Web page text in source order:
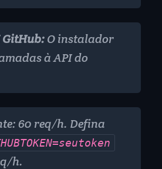
GitHub:O instalador
à API do
60 req/h. Defina
TOKEN=seutoken
h.